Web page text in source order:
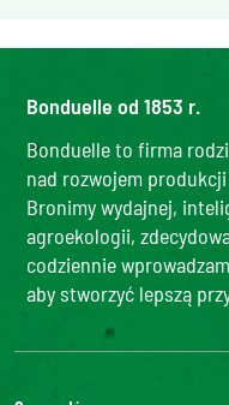
Tłuszcz (g)
- w tym nasycone
Węglowodany (g)
- w tym cukier (g)
Błonnik (g)
Białko (g)
Sól (g)
okolo 4°C i spozyc
Bonduelle od 1853 r.
Bonduelle to firma
nad rozwojem
Bronimy wydajnej,
agroekologii,
codziennie
aby stworzyć lepszą